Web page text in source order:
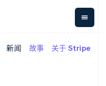
资金管
平台
新闻 故事 关于 Stripe